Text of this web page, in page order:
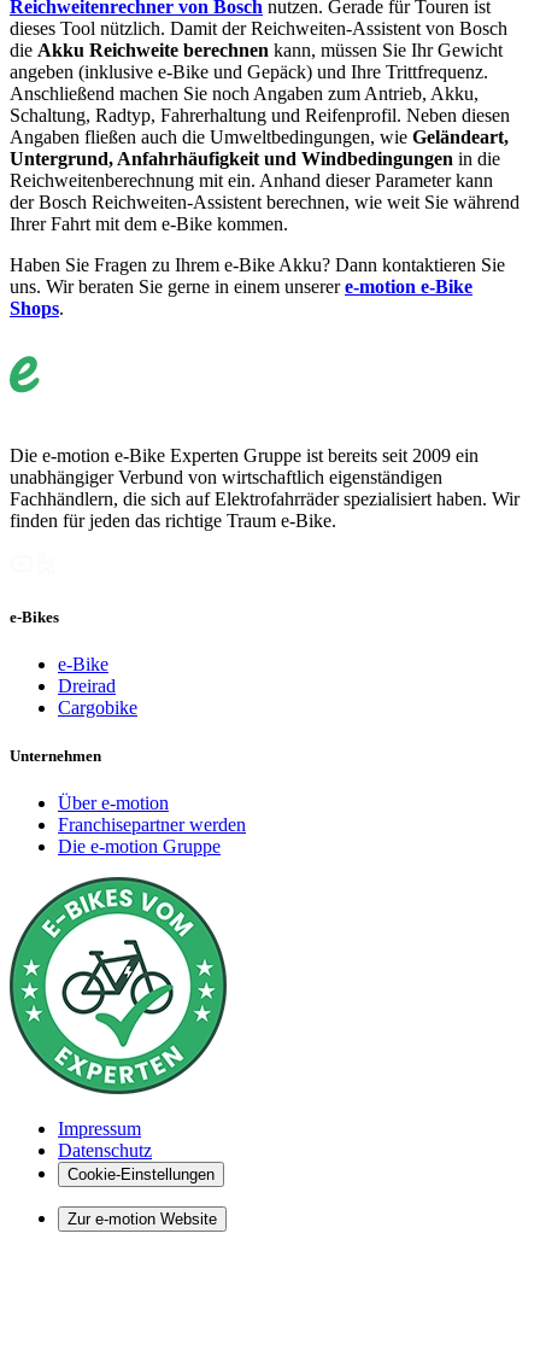
Reichweitenrechner von Bosch nutzen. Gerade für Touren ist
dieses Tool nützlich. Damit der Reichweiten-Assistent von Bosch
die Akku Reichweite berechnen kann, müssen Sie Ihr Gewicht
angeben (inklusive e-Bike und Gepäck) und Ihre Trittfrequenz.
Anschließend machen Sie noch Angaben zum Antrieb, Akku,
Schaltung, Radtyp, Fahrerhaltung und Reifenprofil. Neben diesen
Angaben fließen auch die Umweltbedingungen, wie Geländeart,
Untergrund, Anfahrhäufigkeit und Windbedingungen in die
Reichweitenberechnung mit ein. Anhand dieser Parameter kann
der Bosch Reichweiten-Assistent berechnen, wie weit Sie während
Ihrer Fahrt mit dem e-Bike kommen.
Haben Sie Fragen zu Ihrem e-Bike Akku? Dann kontaktieren Sie
uns. Wir beraten Sie gerne in einem unserere-motion e-Bike
Shops.
Die e-motion e-Bike Experten Gruppe ist bereits seit 2009 ein
unabhängiger Verbund von wirtschaftlich eigenständigen
Fachhändlern, die sich auf Elektrofahrräder spezialisiert haben. Wir
finden für jeden das richtige Traum e-Bike.
e-Bikes
e-Bike
Dreirad
Cargobike
Unternehmen
Über e-motion
Franchisepartner werden
Die e-motion Gruppe
Impressum
Datenschutz
Cookie-Einstellungen
Zur e-motion Website